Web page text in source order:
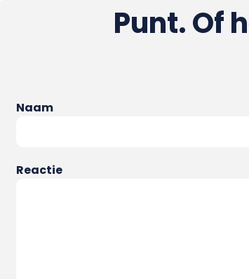
Punt. Of
Naam
Reactie